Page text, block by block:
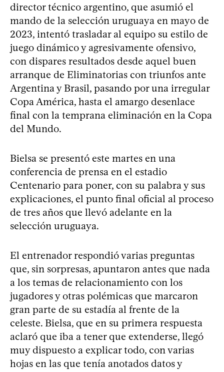
director técnico argentino, que asumió el
mando de la selección uruguaya en mayo de
2023, intentó trasladar al equipo su estilo de
juego dinámico y agresivamente ofensivo,
con dispares resultados desde aquel buen
arranque de Eliminatorias con triunfos ante
Argentina y Brasil, pasando por una irregular
Copa América, hasta el amargo desenlace
final con la temprana eliminación en la Copa
del Mundo.
Bielsa se presentó este martes en una
conferencia de prensa en el estadio
Centenario para poner, con su palabra y sus
explicaciones, el punto final oficial al proceso
de tres años que llevó adelante en la
selección uruguaya.
El entrenador respondió varias preguntas
que, sin sorpresas, apuntaron antes que nada
a los temas de relacionamiento con los
jugadores y otras polémicas que marcaron
gran parte de su estadía al frente de la
celeste. Bielsa, que en su primera respuesta
aclaró que iba a tener que extenderse, llegó
muy dispuesto a explicar todo, con varias
hojas en las que tenía anotados datos y